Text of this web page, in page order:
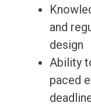
and
design
Ability
paced